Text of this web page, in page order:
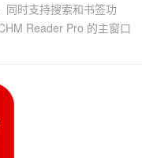
同时支持搜索和书签功
Reader Pro 的主窗口